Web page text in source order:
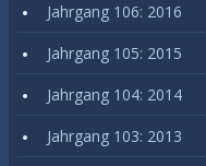
Jahrgang 106: 2016
Jahrgang 105: 2015
Jahrgang 104: 2014
Jahrgang 103: 2013